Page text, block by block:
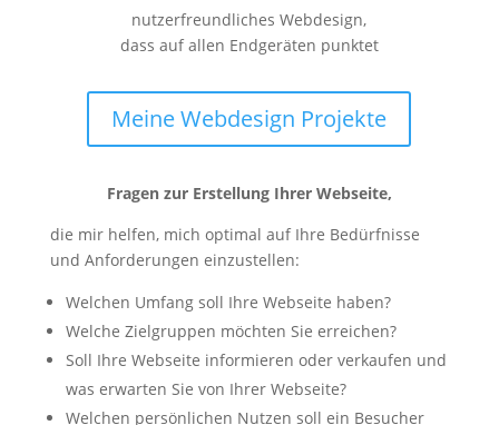
nutzerfreundliches Webdesign,
dass auf allen Endgeräten punktet
Meine Webdesign Projekte
Fragen zur Erstellung Ihrer Webseite,
die mir helfen, mich optimal auf Ihre Bedürfnisse
und Anforderungen einzustellen:
Welchen Umfang soll Ihre Webseite haben?
Welche Zielgruppen möchten Sie erreichen?
Soll Ihre Webseite informieren oder verkaufen und
was erwarten Sie von Ihrer Webseite?
Welchen persönlichen Nutzen soll ein Besucher